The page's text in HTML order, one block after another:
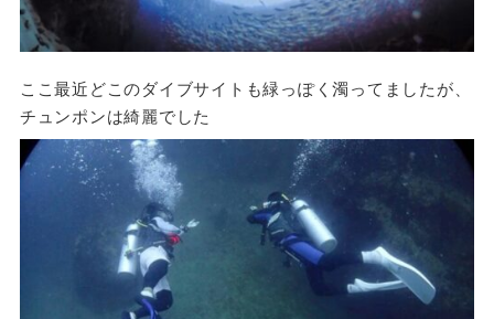
ここ最近どこのダイブサイトも緑っぽく濁ってましたが、
チュンポンは綺麗でした